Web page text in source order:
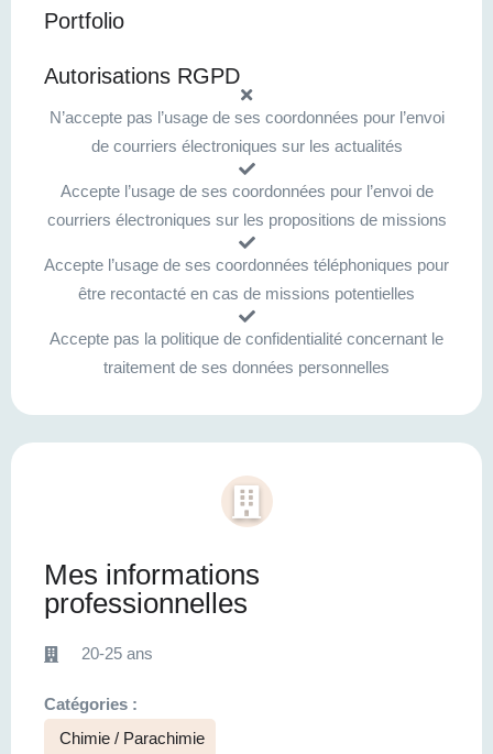
Portfolio
Autorisations RGPD
N’accepte pas l’usage de ses coordonnées pour l’envoi
de courriers électroniques sur les actualités
Accepte l’usage de ses coordonnées pour l’envoi de
courriers électroniques sur les propositions de missions
Accepte l’usage de ses coordonnées téléphoniques pour
être recontacté en cas de missions potentielles
Accepte pas la politique de confidentialité concernant le
traitement de ses données personnelles
Mes informations
professionnelles
20-25 ans
Catégories :
Chimie / Parachimie